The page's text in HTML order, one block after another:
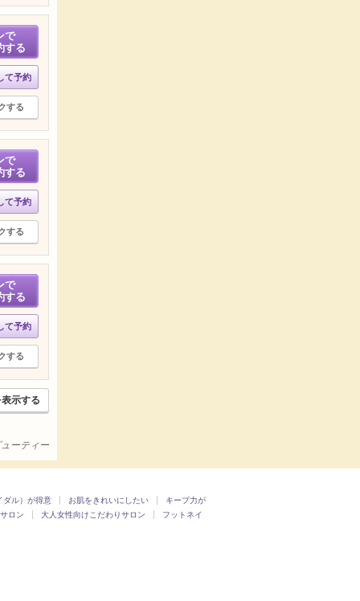
で
する
て予約
する
で
する
て予約
する
で
する
て予約
する
示する
ーティー
ダル）が得意 お肌をきれいにしたい
キープ力が
ロン
大人女性向けこだわりサロン フットネイ